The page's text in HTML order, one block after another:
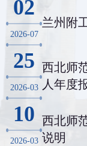
02
2026-07
兰州附
25
2026-03
西北师
人年度
10
2026-03
西北师
说明